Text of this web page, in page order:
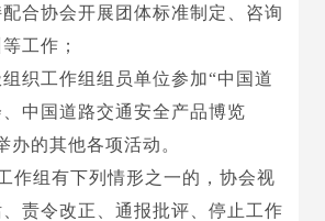
配合协会开展团体标准制定、咨询
工作；
组织工作组组员单位参加“中国道
中国道路交通安全产品博览
办的其他各项活动。
作组有下列情形之一的，协会视
责令改正、通报批评、停止工作